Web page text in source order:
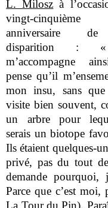
L. Milosz à
vingt-cinquième
anniversaire
disparition :
m’accompagne
pense qu’il
mon insu, sans
visite bien souvent,
un arbre pour
serais un biotope
Ils étaient quelques-
privé, pas du tout
demande pourquoi,
Parce que c’est moi,
La Tour du Pin).